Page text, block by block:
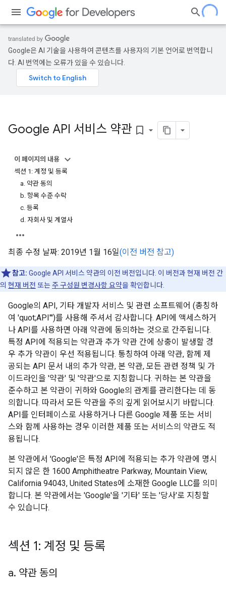
Google은 AI 기술을 사용하여 콘텐츠를 사용자의 기본 언어로 번역합니
다. AI 번역에는 오류가 있을 수 있습니다.
Google API 서비스 약관 bookmark_border
이 페이지의 내용
섹션 1: 계정 및 등록
a. 약관 동의
b. 항목 수준 수락
c. 등록
d. 자회사 및 계열사
최종 수정 날짜: 2019년 1월 16일(이전 버전 참고)
참고: Google API 서비스 약관의 이전 버전입니다. 이 버전과 현재 버전 간
의 현재 버전 또는주 구성원 변경사항 요약을 확인합니다.
Google의 API, 기타 개발자 서비스 및 관련 소프트웨어 (총칭하
여 'quot;API"')를 사용해 주셔서 감사합니다. API에 액세스하거
나 API를 사용하면 아래 약관에 동의하는 것으로 간주됩니다.
특정 API에 적용되는 약관과 추가 약관 간에 상충이 발생할 경
우 추가 약관이 우선 적용됩니다. 통칭하여 아래 약관, 함께 제
공되는 API 문서 내의 추가 약관, 본 약관, 모든 관련 정책 및 가
이드라인을 '약관' 및 '약관'으로 지칭합니다. 귀하는 본 약관을
준수하고 본 약관이 귀하와 Google의 관계를 관리한다는 데 동
의합니다. 따라서 모든 약관을 주의 깊게 읽어보시기 바랍니다.
API를 인터페이스로 사용하거나 다른 Google 제품 또는 서비
스와 함께 사용하는 경우 이러한 제품 또는 서비스의 약관도 적
용됩니다.
본 약관에서 'Google'은 특정 API에 적용되는 추가 약관에 명시
되지 않은 한 1600 Amphitheatre Parkway, Mountain View,
California 94043, United States에 소재한 Google LLC를 의미
합니다. 본 약관에서는 'Google'을 '기타' 또는 '당사'로 지칭할
수 있습니다.
섹션 1: 계정 및 등록
a. 약관 동의